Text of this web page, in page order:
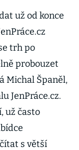
už od konce
trh po
probouzet
Michal Španěl,
JenPráce.cz.
už často
s větší